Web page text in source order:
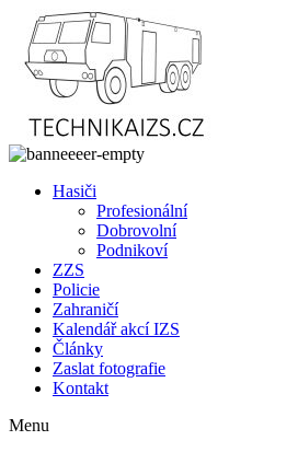
Přejít
obsahu
Hasiči
Profesionální
Dobrovolní
Podnikoví
ZZS
Policie
Zahraničí
Kalendář akcí IZS
Články
Zaslat fotografie
Kontakt
Menu